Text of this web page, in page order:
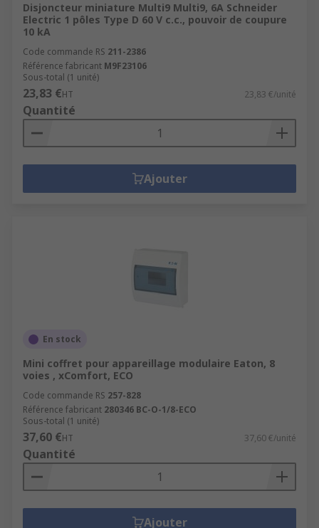
Disjoncteur miniature Multi9 Multi9, 6A Schneider
Electric 1 pôles Type D 60 V c.c., pouvoir de coupure
10 kA
Code commande RS 211-2386
Référence fabricant M9F23106
Sous-total (1 unité)
23,83 €HT 23,83 €/unité
Quantité
Ajouter
En stock
Mini coffret pour appareillage modulaire Eaton, 8
voies , xComfort, ECO
Code commande RS 257-828
Référence fabricant 280346 BC-O-1/8-ECO
Sous-total (1 unité)
37,60 €HT 37,60 €/unité
Quantité
Ajouter